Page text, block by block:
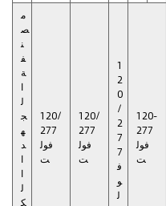
م
ص
ن
ف
ة
ا
ل
ج
ه
د
ا
ا
ل
ك
120/
277
فول
ت
120/
277
فول
ت
1
2
0
/
2
7
7
ف
و
ل
120-
277
فول
ت